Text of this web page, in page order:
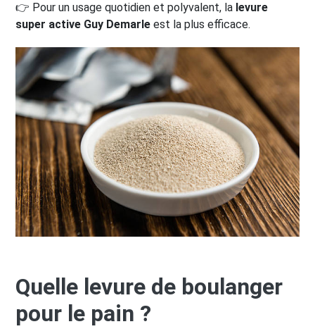
👉 Pour un usage quotidien et polyvalent, la levure
super active Guy Demarle est la plus efficace.
Quelle levure de boulanger
pour le pain ?